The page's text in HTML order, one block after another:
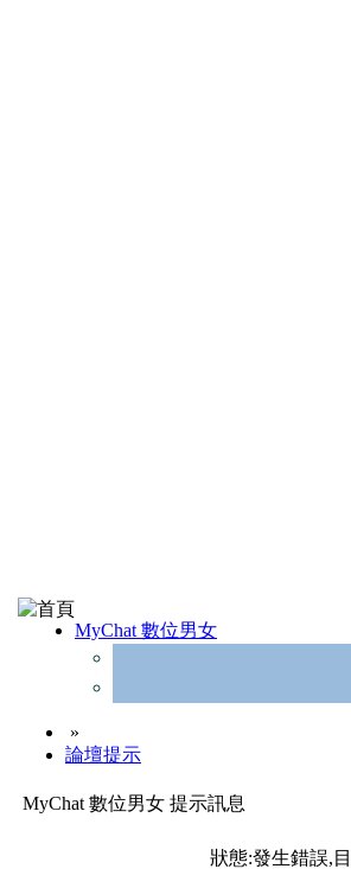
MyChat 數位男女
»
論壇提示
MyChat 數位男女 提示訊息
狀態:發生錯誤,